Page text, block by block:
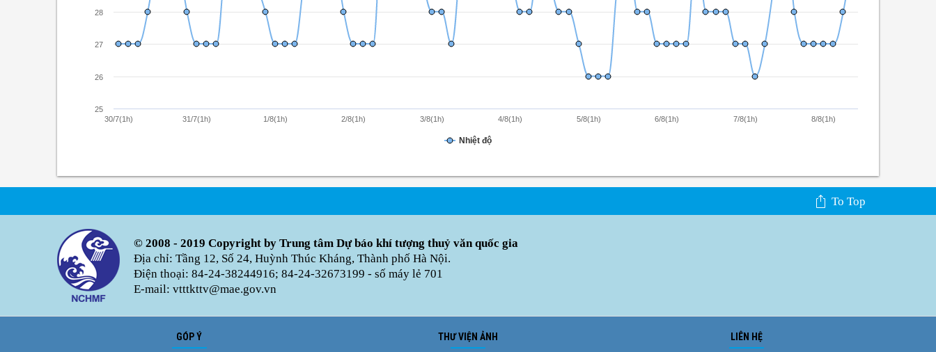
Nhiệt độ
30/7(1h) 31/7(1h) 1/8(1h) 2/8(1h) 3/8(1h) 4/8(1h) 5/8(1h) 6/8(1h) 7/8(1h) 8/8(1h)
25
26
27
28
To Top
© 2008 - 2019 Copyright by Trung tâm Dự báo khí tượng thuỷ văn quốc gia
Địa chỉ: Tầng 12, Số 24, Huỳnh Thúc Kháng, Thành phố Hà Nội.
Điện thoại: 84-24-38244916; 84-24-32673199 - số máy lẻ 701
E-mail: vtttkttv@mae.gov.vn
GÓP Ý THƯ VIỆN ẢNH LIÊN HỆ